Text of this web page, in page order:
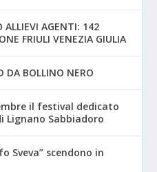
ALLIEVI AGENTI: 142
FRIULI VENEZIA GIULIA
DA BOLLINO NERO
il festival dedicato
Sabbiadoro
Sveva” scendono in